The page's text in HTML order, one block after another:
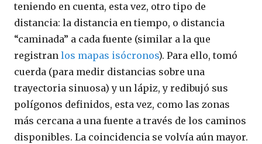
teniendo en cuenta, esta vez, otro tipo de
distancia: la distancia en tiempo, o distancia
“caminada” a cada fuente (similar a la que
registran los mapas isócronos). Para ello, tomó
cuerda (para medir distancias sobre una
trayectoria sinuosa) y un lápiz, y redibujó sus
polígonos definidos, esta vez, como las zonas
más cercana a una fuente a través de los caminos
disponibles. La coincidencia se volvía aún mayor.